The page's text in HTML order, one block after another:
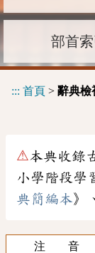
部首索
::: 首頁 > 辭典檢
⚠本典收錄
小學階段學
典簡編本》
注 音